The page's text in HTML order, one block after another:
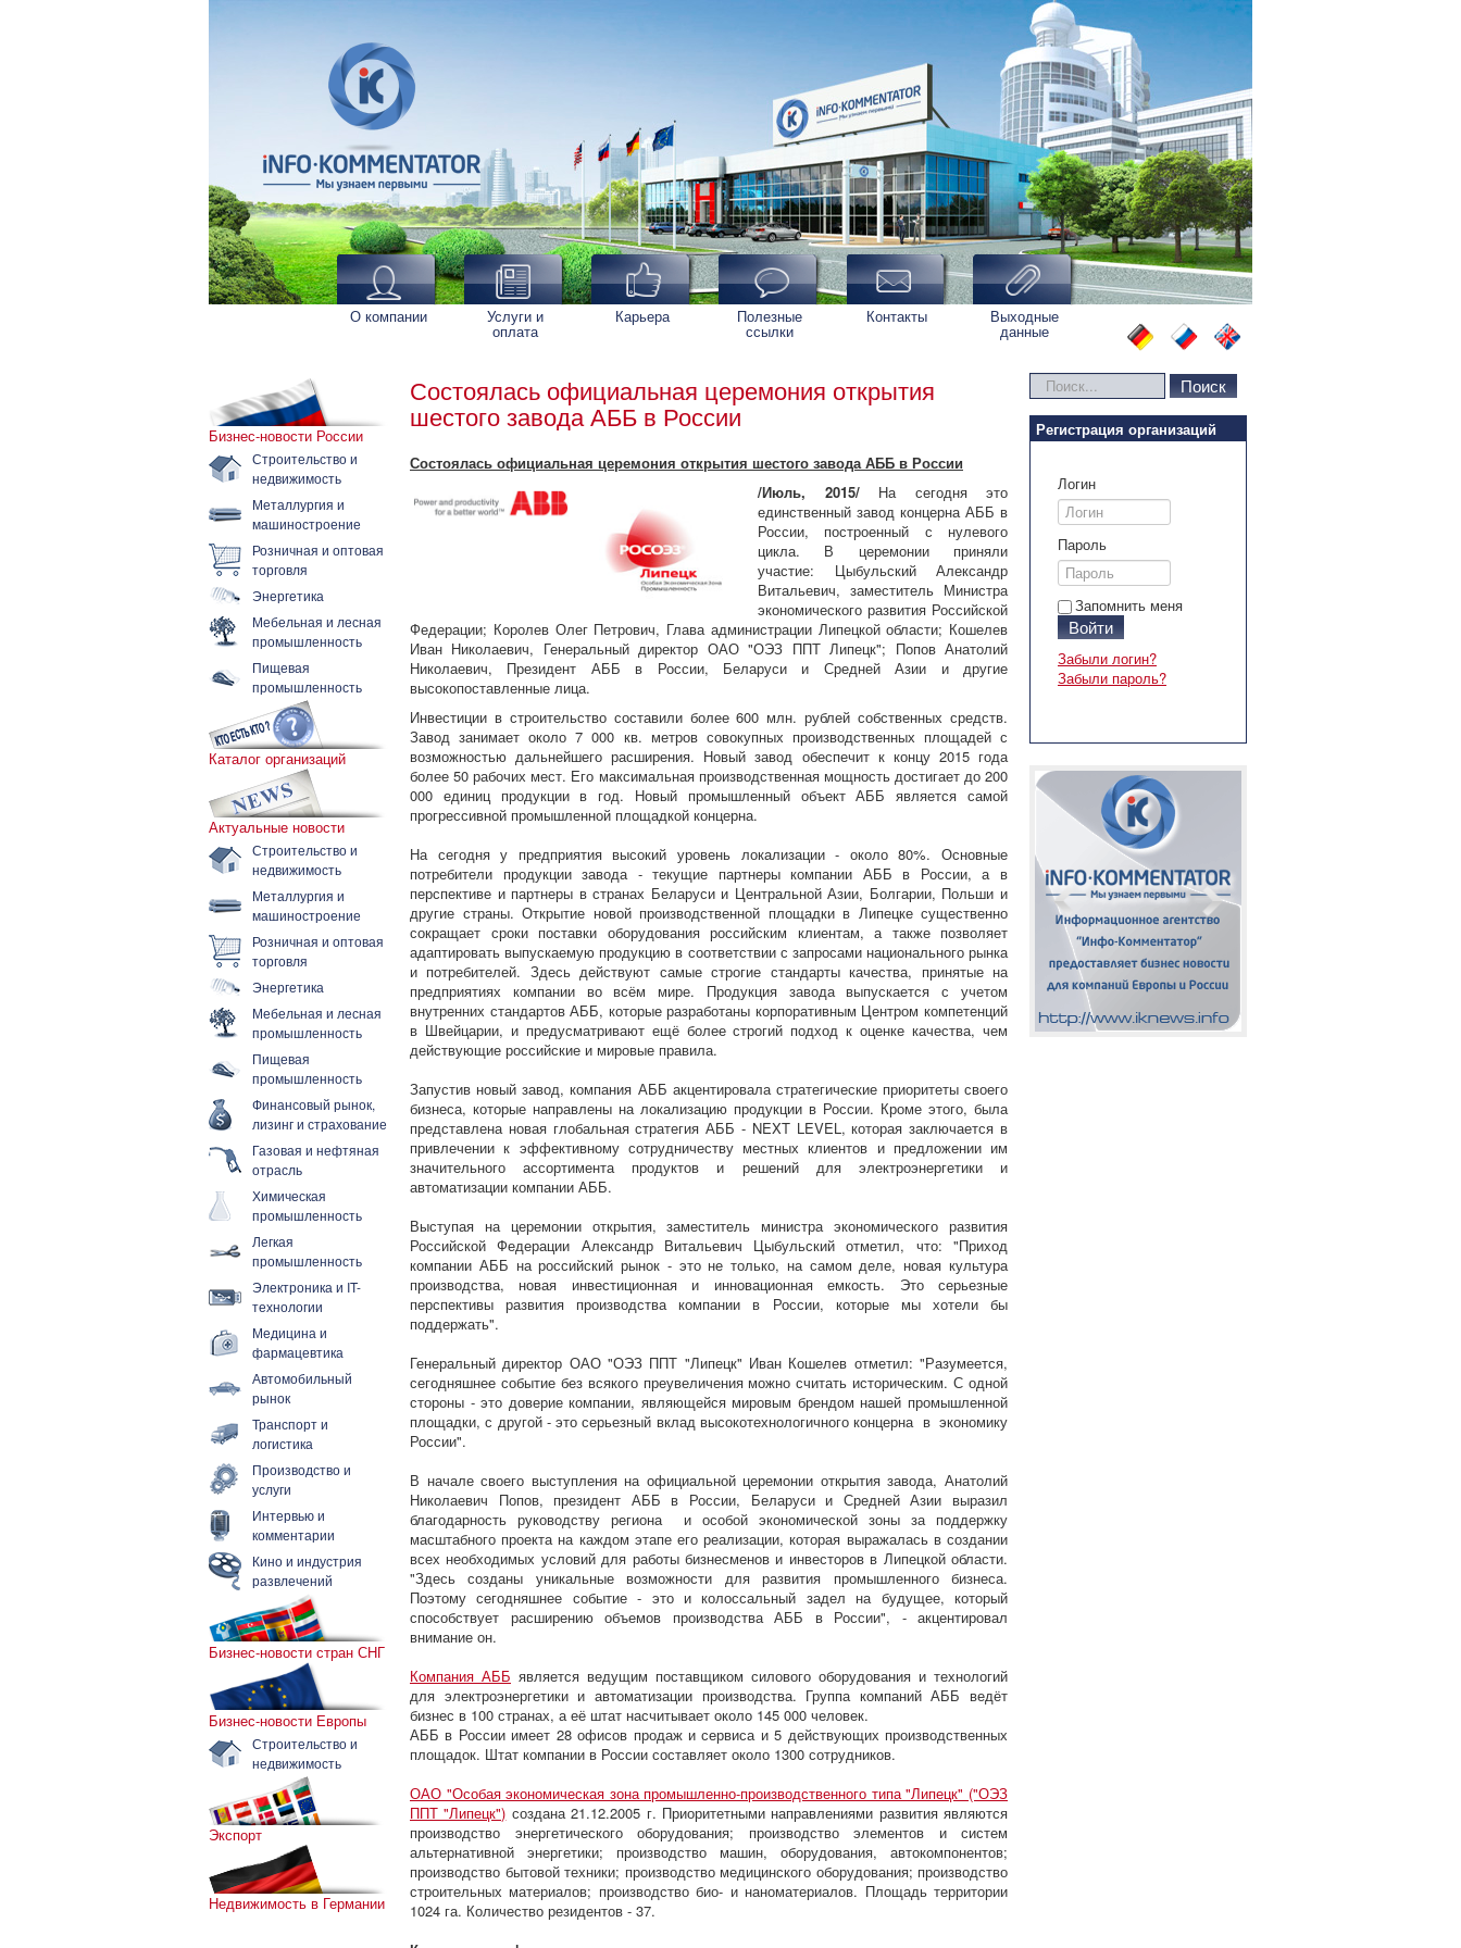
О компании Услуги и
оплата
Карьера Полезные
ссылки
Контакты Выходные
данные
Бизнес-новости России
Строительство и
недвижимость
Металлургия и
машиностроение
Розничная и оптовая
торговля
Энергетика
Мебельная и лесная
промышленность
Пищевая
промышленность
Каталог организаций
Актуальные новости
Строительство и
недвижимость
Металлургия и
машиностроение
Розничная и оптовая
торговля
Энергетика
Мебельная и лесная
промышленность
Пищевая
промышленность
Финансовый рынок,
лизинг и страхование
Газовая и нефтяная
отрасль
Химическая
промышленность
Легкая
промышленность
Электроника и IT-
технологии
Медицина и
фармацевтика
Автомобильный
рынок
Транспорт и
логистика
Производство и
услуги
Интервью и
комментарии
Кино и индустрия
развлечений
Бизнес-новости стран СНГ
Бизнес-новости Европы
Строительство и
недвижимость
Экспорт
Недвижимость в Германии
Состоялась официальная церемония открытия
шестого завода АББ в России
Состоялась официальная церемония открытия шестого завода АББ в России
/Июль, 2015/На сегодня это
единственный завод концерна АББ в
России, построенный с нулевого
цикла. В церемонии приняли
участие: Цыбульский Александр
Витальевич, заместитель Министра
экономического развития Российской
Федерации; Королев Олег Петрович, Глава администрации Липецкой области; Кошелев
Иван Николаевич, Генеральный директор ОАО "ОЭЗ ППТ Липецк"; Попов Анатолий
Николаевич, Президент АББ в России, Беларуси и Средней Азии и другие
высокопоставленные лица.
Инвестиции в строительство составили более 600 млн. рублей собственных средств.
Завод занимает около 7 000 кв. метров совокупных производственных площадей с
возможностью дальнейшего расширения. Новый завод обеспечит к концу 2015 года
более 50 рабочих мест. Его максимальная производственная мощность достигает до 200
000 единиц продукции в год. Новый промышленный объект АББ является самой
прогрессивной промышленной площадкой концерна.
На сегодня у предприятия высокий уровень локализации - около 80%. Основные
потребители продукции завода - текущие партнеры компании АББ в России, а в
перспективе и партнеры в странах Беларуси и Центральной Азии, Болгарии, Польши и
другие страны. Открытие новой производственной площадки в Липецке существенно
сокращает сроки поставки оборудования российским клиентам, а также позволяет
адаптировать выпускаемую продукцию в соответствии с запросами национального рынка
и потребителей. Здесь действуют самые строгие стандарты качества, принятые на
предприятиях компании во всём мире. Продукция завода выпускается с учетом
внутренних стандартов АББ, которые разработаны корпоративным Центром компетенций
в Швейцарии, и предусматривают ещё более строгий подход к оценке качества, чем
действующие российские и мировые правила.
Запустив новый завод, компания АББ акцентировала стратегические приоритеты своего
бизнеса, которые направлены на локализацию продукции в России. Кроме этого, была
представлена новая глобальная стратегия АББ - NEXT LEVEL, которая заключается в
привлечении к эффективному сотрудничеству местных клиентов и предложении им
значительного ассортимента продуктов и решений для электроэнергетики и
автоматизации компании АББ.
Выступая на церемонии открытия, заместитель министра экономического развития
Российской Федерации Александр Витальевич Цыбульский отметил, что: "Приход
компании АББ на российский рынок - это не только, на самом деле, новая культура
производства, новая инвестиционная и инновационная емкость. Это серьезные
перспективы развития производства компании в России, которые мы хотели бы
поддержать".
Генеральный директор ОАО "ОЭЗ ППТ "Липецк" Иван Кошелев отметил: "Разумеется,
сегодняшнее событие без всякого преувеличения можно считать историческим. С одной
стороны - это доверие компании, являющейся мировым брендом нашей промышленной
площадки, с другой - это серьезный вклад высокотехнологичного концерна в экономику
России".
В начале своего выступления на официальной церемонии открытия завода, Анатолий
Николаевич Попов, президент АББ в России, Беларуси и Средней Азии выразил
благодарность руководству региона и особой экономической зоны за поддержку
масштабного проекта на каждом этапе его реализации, которая выражалась в создании
всех необходимых условий для работы бизнесменов и инвесторов в Липецкой области.
"Здесь созданы уникальные возможности для развития промышленного бизнеса.
Поэтому сегодняшнее событие - это и колоссальный задел на будущее, который
способствует расширению объемов производства АББ в России", - акцентировал
внимание он.
Компания АББ является ведущим поставщиком силового оборудования и технологий
для электроэнергетики и автоматизации производства. Группа компаний АББ ведёт
бизнес в 100 странах, а её штат насчитывает около 145 000 человек.
АББ в России имеет 28 офисов продаж и сервиса и 5 действующих производственных
площадок. Штат компании в России составляет около 1300 сотрудников.
ОАО "Особая экономическая зона промышленно-производственного типа "Липецк" ("ОЭЗ
ППТ "Липецк") создана 21.12.2005 г. Приоритетными направлениями развития являются
производство энергетического оборудования; производство элементов и систем
альтернативной энергетики; производство машин, оборудования, автокомпонентов;
производство бытовой техники; производство медицинского оборудования; производство
строительных материалов; производство био- и наноматериалов. Площадь территории
1024 га. Количество резидентов - 37.
Искать... Поиск
Регистрация организаций
Логин
Пароль
Запомнить меня
Войти
Забыли логин?
Забыли пароль?